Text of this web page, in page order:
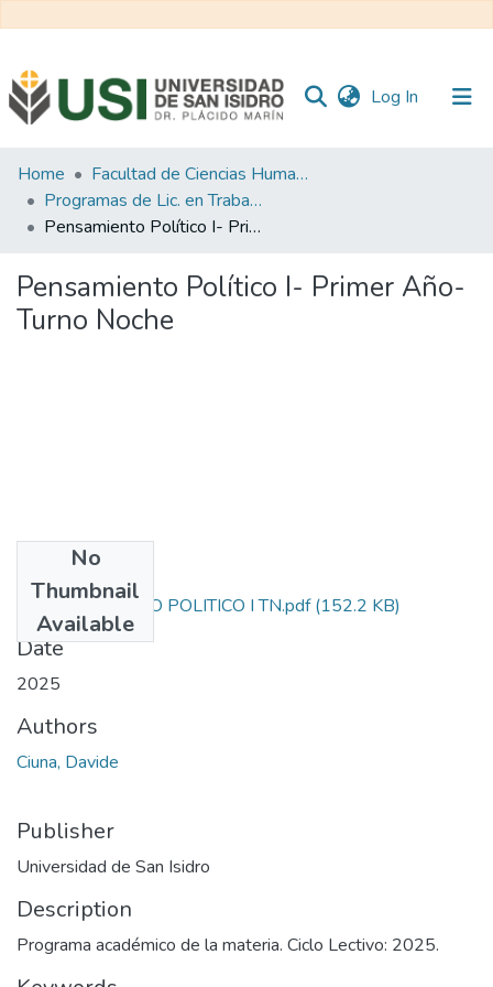
Log In (current)
Communities
&
Collections
Statistics
Home
Facultad de Ciencias Humanas y Sociales
Programas de Lic. en Trabajo Social
Pensamiento Político I- Primer Año- Turno Noche
Pensamiento Político I- Primer Año-
Turno Noche
No
Thumbnail
Available
PENSAMIENTO POLITICO I TN.pdf(152.2 KB)
Date
2025
Authors
Ciuna, Davide
Publisher
Universidad de San Isidro
Description
Programa académico de la materia. Ciclo Lectivo: 2025.